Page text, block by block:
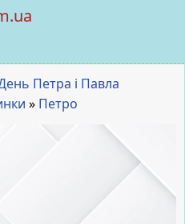
Петра і Павла
» Петро